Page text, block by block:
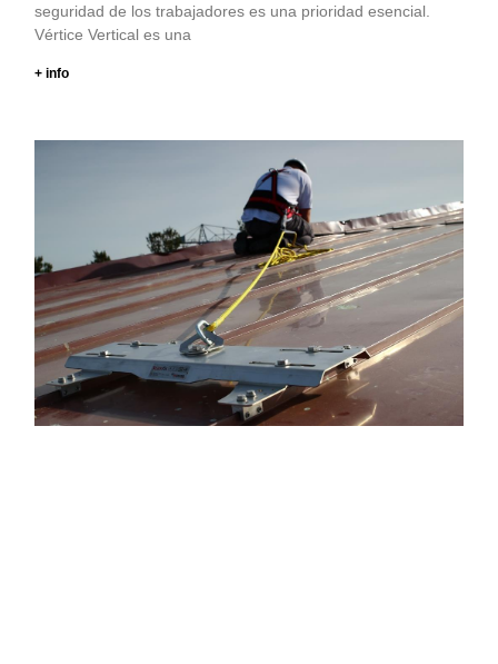
seguridad de los trabajadores es una prioridad esencial.
Vértice Vertical es una
+ info